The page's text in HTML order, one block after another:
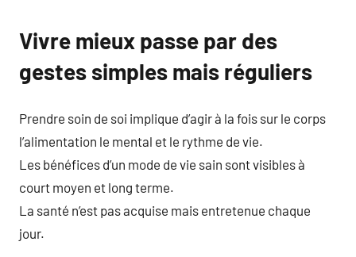
Vivre mieux passe par des
gestes simples mais réguliers
Prendre soin de soi implique d’agir à la fois sur le corps
l’alimentation le mental et le rythme de vie.
Les bénéfices d’un mode de vie sain sont visibles à
court moyen et long terme.
La santé n’est pas acquise mais entretenue chaque
jour.